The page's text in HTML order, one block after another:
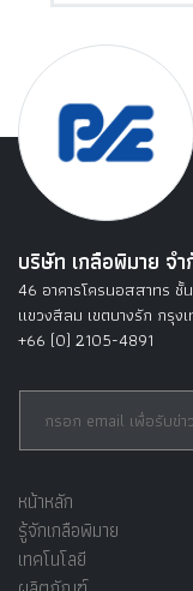
บริษัท เกลือพิมาย จำ
46 อาคารโครนอสสาทร ชั้
แขวงสีลม เขตบางรัก กรุง
+66 (0) 2105-4891
หน้าหลัก
รู้จักเกลือพิมาย
เทคโนโลยี